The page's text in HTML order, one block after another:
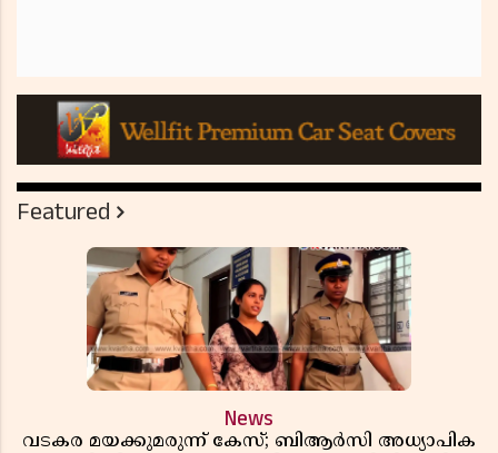
Featured
News
വടകര മയക്കുമരുന്ന് കേസ്; ബിആർസി അധ്യാപിക